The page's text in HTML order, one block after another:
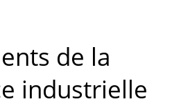
de la
industrielle